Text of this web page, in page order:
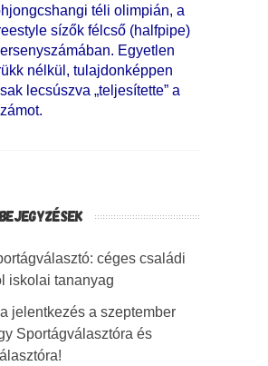
téli olimpián, a
sízők félcső (halfpipe)
Egyetlen
nélkül, tulajdonképpen
lecsúszva „teljesítette” a
céges családi
iskolai tananyag
jelentkezés a szeptember
Sportágválasztóra és